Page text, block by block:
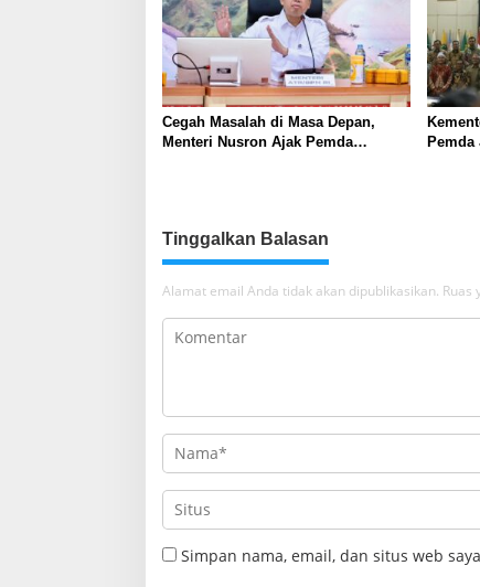
Cegah Masalah di Masa Depan,
Menteri Nusron Ajak Pemda
Pemda
Tinggalkan Balasan
Alamat email Anda tidak akan dipublikasikan. Ruas
Simpan nama, email, dan situs web